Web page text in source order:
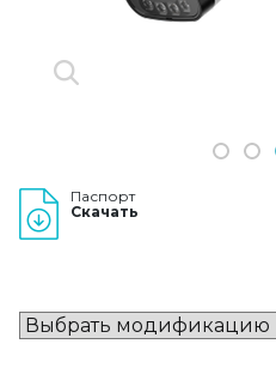
1 2
Паспорт
Скачать